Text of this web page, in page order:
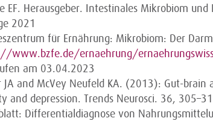
EF. Herausgeber. Intestinales Mikrobiom
2021
für Ernährung: Mikrobiom: Der
www.bzfe.de/ernaehrung/
am 03.04.2023
JA and McVey Neufeld KA. (2013): Gut-
and depression. Trends Neurosci. 36,
Differentialdiagnose von